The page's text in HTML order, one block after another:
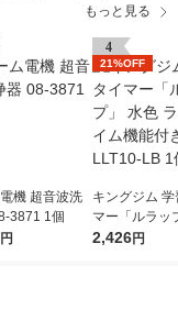
もっと見る
機 超音波洗
3871 1個
円
4
21%OFF
キングジム
マー「ルラッ
色 ラップタイ
2,426円